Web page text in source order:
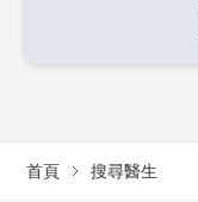
首頁 搜尋醫生